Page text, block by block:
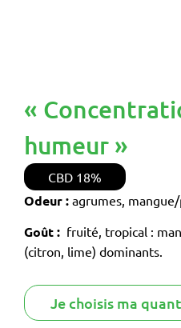
«
humeur »
CBD 18%
Odeur : agrumes,
Goût : fruité, tropical :
(citron, lime) dominants.